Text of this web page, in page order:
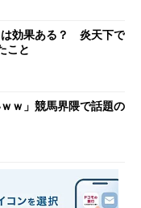
は効果ある？ 炎天下で
こと
ｗ」競馬界隈で話題の